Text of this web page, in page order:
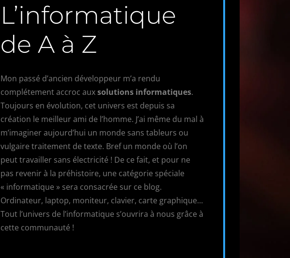
L’informatique
de A à Z
Mon passé d’ancien développeur m’a rendu
complétement accroc auxsolutions informatiques.
Toujours en évolution, cet univers est depuis sa
création le meilleur ami de l’homme. J’ai même du mal à
m’imaginer aujourd’hui un monde sans tableurs ou
vulgaire traitement de texte. Bref un monde où l’on
peut travailler sans électricité ! De ce fait, et pour ne
pas revenir à la préhistoire, une catégorie spéciale
« informatique » sera consacrée sur ce blog.
Ordinateur, laptop, moniteur, clavier, carte graphique…
Tout l’univers de l’informatique s’ouvrira à nous grâce à
cette communauté !